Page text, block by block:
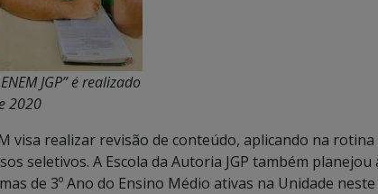
JGP” é realizado
2020
visa realizar revisão de conteúdo, aplicando na
seletivos. A Escola da Autoria JGP também planejou
de 3º Ano do Ensino Médio ativas na Unidade